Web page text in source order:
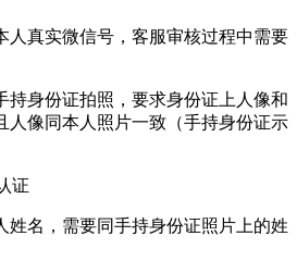
人真实微信号，客服审核过程中需要
持身份证拍照，要求身份证上人像和
人像同本人照片一致（手持身份证示
证
姓名，需要同手持身份证照片上的姓